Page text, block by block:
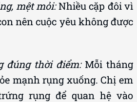
mệt mỏi:Nhiều cặp đôi vì
nên cuộc yêu không được
đúng thời điểm:Mỗi tháng
mạnh rụng xuống. Chị em
rụng để quan hệ vào